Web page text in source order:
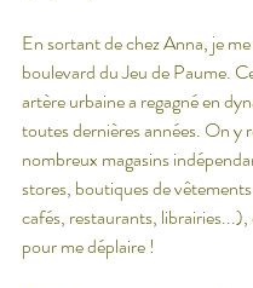
En sortant de chez Anna, je
boulevard du Jeu de Paume.
artère urbaine a regagné en
toutes dernières années. On y
nombreux magasins
stores, boutiques de
cafés, restaurants, librairies...),
pour me déplaire !